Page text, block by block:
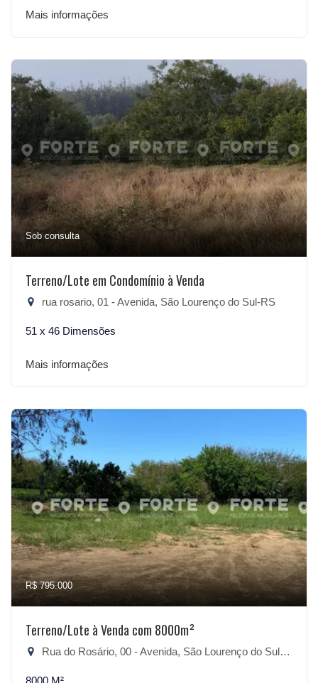
Mais informações
Sob consulta
Terreno/Lote em Condomínio à Venda
rua rosario, 01 - Avenida, São Lourenço do Sul-RS
51 x 46 Dimensões
Mais informações
R$ 795.000
Terreno/Lote à Venda com 8000m²
Rua do Rosário, 00 - Avenida, São Lourenço do Sul-RS
8000 M²